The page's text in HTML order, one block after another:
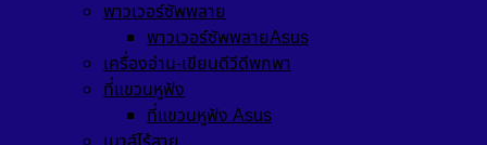
พาวเวอร์ซัพพลาย
พาวเวอร์ซัพพลายAsus
เครื่องอ่าน-เขียนดีวีดีพกพา
ที่แขวนหูฟัง
ที่แขวนหูฟัง Asus